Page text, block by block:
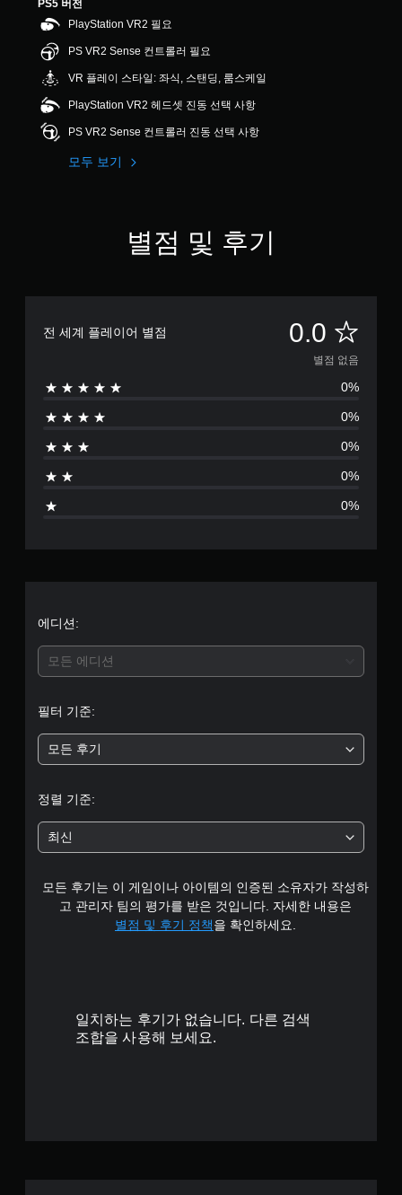
PS5 버전
PlayStation VR2 필요
PS VR2 Sense 컨트롤러 필요
VR 플레이 스타일: 좌식, 스탠딩, 룸스케일
PlayStation VR2 헤드셋 진동 선택 사항
PS VR2 Sense 컨트롤러 진동 선택 사항
모두 보기
별점 및 후기
전 세계 플레이어 별점 0.0 별
점
없
음
별점 없음
0%
0%
0%
0%
0%
에디션:
모든 에디션
필터 기준:
모든 후기
정렬 기준:
최신
모든 후기는 이 게임이나 아이템의 인증된 소유자가 작성하
고 관리자 팀의 평가를 받은 것입니다. 자세한 내용은
별점 및 후기 정책을 확인하세요.
일치하는 후기가 없습니다. 다른 검색
조합을 사용해 보세요.